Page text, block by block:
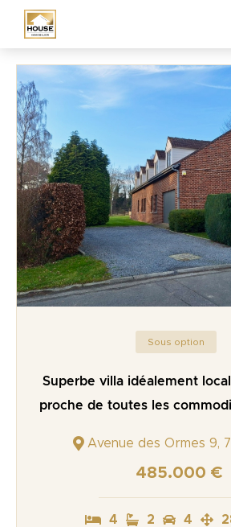
Sous option
Superbe villa idéalement
proche de toutes les
Avenue des Ormes 9,
485.000 €
4 2 4